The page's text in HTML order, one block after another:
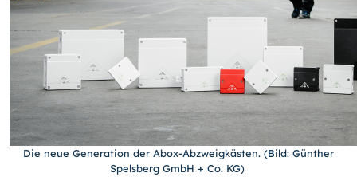
Die neue Generation der Abox-Abzweigkästen. (Bild: Günther
Spelsberg GmbH + Co. KG)